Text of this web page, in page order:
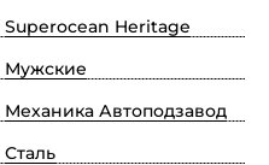
Superocean Heritage
Мужские
Механика Автоподзавод
Сталь